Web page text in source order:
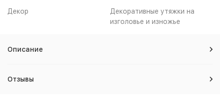
Декор
Декоративные утяжки на
изголовье и изножье
Описание
Отзывы